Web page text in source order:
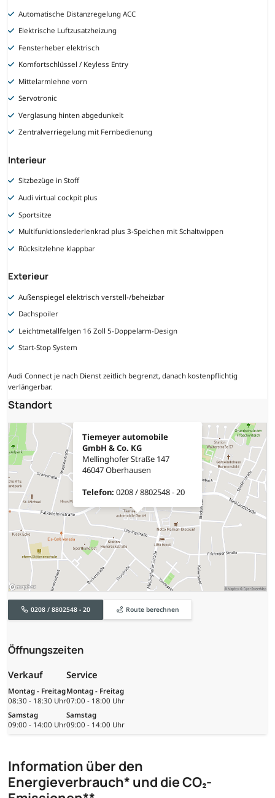
Automatische Distanzregelung ACC
Elektrische Luftzusatzheizung
Fensterheber elektrisch
Komfortschlüssel / Keyless Entry
Mittelarmlehne vorn
Servotronic
Verglasung hinten abgedunkelt
Zentralverriegelung mit Fernbedienung
Interieur
Sitzbezüge in Stoff
Audi virtual cockpit plus
Sportsitze
Multifunktionslederlenkrad plus 3-Speichen mit Schaltwippen
Rücksitzlehne klappbar
Exterieur
Außenspiegel elektrisch verstell-/beheizbar
Dachspoiler
Leichtmetallfelgen 16 Zoll 5-Doppelarm-Design
Start-Stop System
Audi Connect je nach Dienst zeitlich begrenzt, danach kostenpflichtig
verlängerbar.
Standort
Tiemeyer automobile
GmbH & Co. KG
Mellinghofer Straße 147
46047 Oberhausen
Telefon: 0208 / 8802548 - 20
0208 / 8802548 - 20 Route berechnen
Öffnungszeiten
Verkauf
Montag - Freitag
08:30 - 18:30 Uhr
Samstag
09:00 - 14:00 Uhr
Service
Montag - Freitag
07:00 - 18:00 Uhr
Samstag
09:00 - 14:00 Uhr
Information über den
Energieverbrauch* und die CO₂-